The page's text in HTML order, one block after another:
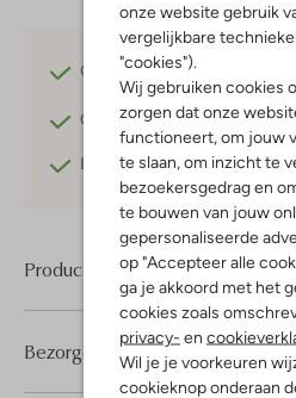
onze website gebruik
vergelijkbare
"cookies").
Wij gebruiken cookies
zorgen dat onze
functioneert, om jouw
te slaan, om inzicht te
bezoekersgedrag en
te bouwen van jouw
gepersonaliseerde
op "Accepteer alle
ga je akkoord met het
cookies zoals
privacy- en
Wil je je voorkeuren
cookieknop onderaan
Gratis verzending
Gratis retournerenbinnen 30
Betaal achterafmet Klarna
Product informatie
Bezorgen & retourneren